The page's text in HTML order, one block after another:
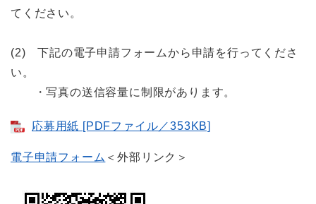
てください。
(2) 下記の電子申請フォームから申請を行ってくださ
い。
・写真の送信容量に制限があります。
応募用紙 [PDFファイル／353KB]
電子申請フォーム ＜外部リンク＞